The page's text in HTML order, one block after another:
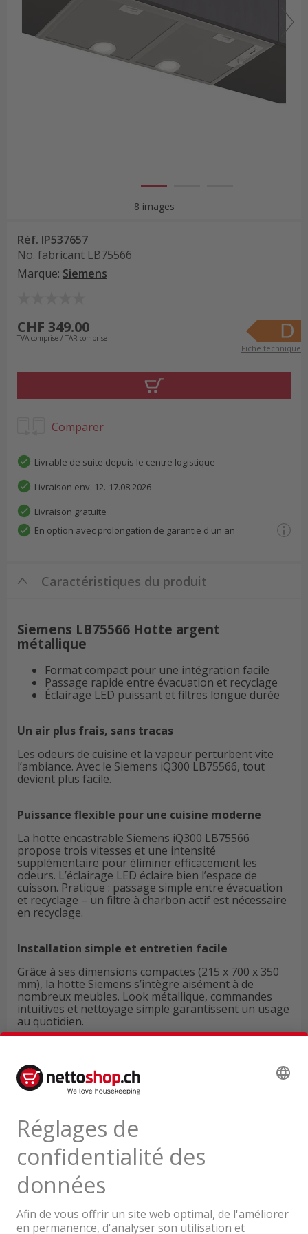
8 images
Réf. IP537657
No. fabricant LB75566
Marque: Siemens
CHF 349.00
TVA comprise / TAR comprise
Fiche technique
Comparer
Livrable de suite depuis le centre logistique
Livraison env. 12.-17.08.2026
Livraison gratuite
En option avec prolongation de garantie d'un an
Caractéristiques du produit
Siemens LB75566 Hotte argent
métallique
Format compact pour une intégration facile
Passage rapide entre évacuation et recyclage
Éclairage LED puissant et filtres longue durée
Un air plus frais, sans tracas
Les odeurs de cuisine et la vapeur perturbent vite
l’ambiance. Avec le Siemens iQ300 LB75566, tout
devient plus facile.
Puissance flexible pour une cuisine moderne
La hotte encastrable Siemens iQ300 LB75566
propose trois vitesses et une intensité
supplémentaire pour éliminer efficacement les
odeurs. L’éclairage LED éclaire bien l’espace de
cuisson. Pratique : passage simple entre évacuation
et recyclage – un filtre à charbon actif est nécessaire
en recyclage.
Installation simple et entretien facile
Grâce à ses dimensions compactes (215 x 700 x 350
mm), la hotte Siemens s’intègre aisément à de
nombreux meubles. Look métallique, commandes
intuitives et nettoyage simple garantissent un usage
au quotidien.
Données techniques